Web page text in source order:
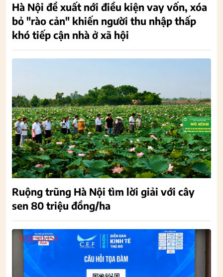
Hà Nội đề xuất nới điều kiện vay vốn, xóa
bỏ "rào cản" khiến người thu nhập thấp
khó tiếp cận nhà ở xã hội
Ruộng trũng Hà Nội tìm lời giải với cây
sen 80 triệu đồng/ha